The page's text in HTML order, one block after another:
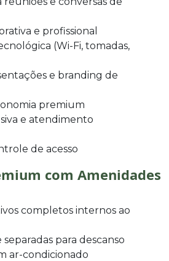
e profissional
(Wi-Fi, tomadas,
e branding de
premium
e atendimento
de acesso
com Amenidades
completos internos ao
para descanso
ar-condicionado